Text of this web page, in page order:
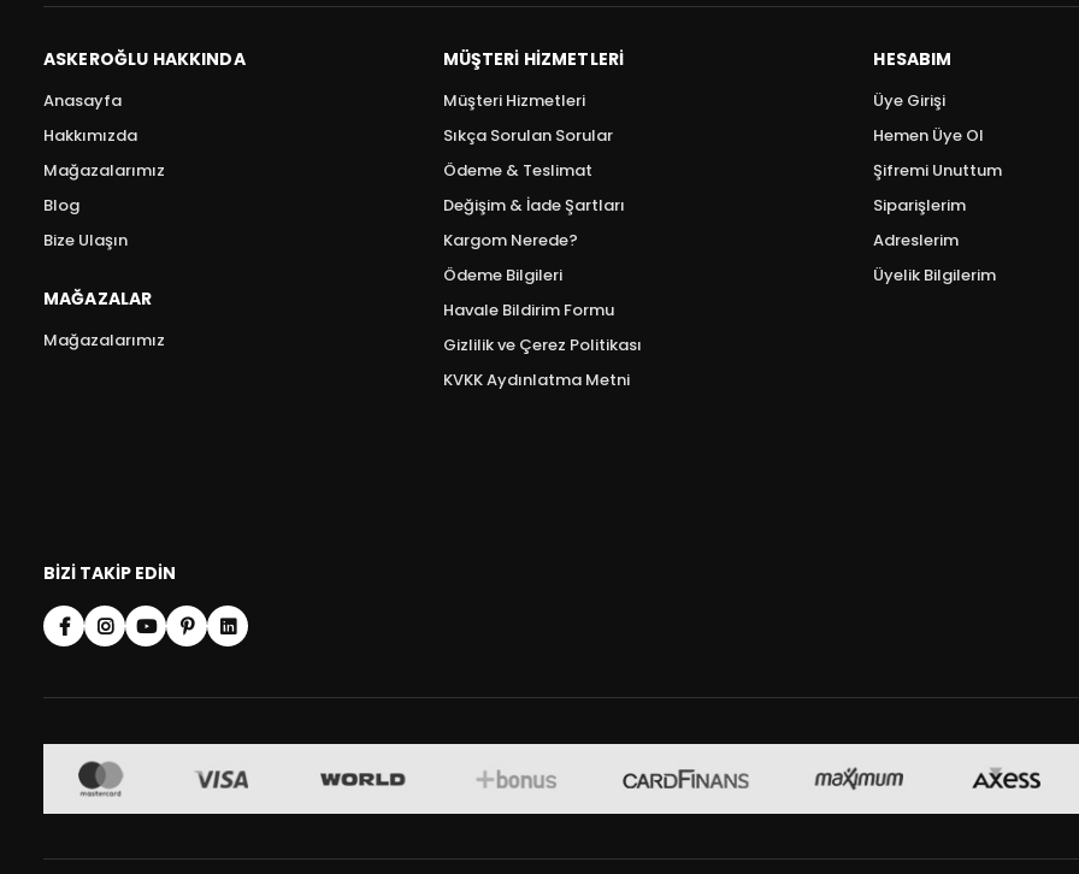
ASKEROĞLU HAKKINDA
Anasayfa
Hakkımızda
Mağazalarımız
Blog
Bize Ulaşın
MAĞAZALAR
Mağazalarımız
MÜŞTERI HIZMETLERI
Müşteri Hizmetleri
Sıkça Sorulan Sorular
Ödeme & Teslimat
Değişim & İade Şartları
Kargom Nerede?
Ödeme Bilgileri
Havale Bildirim Formu
Gizlilik ve Çerez Politikası
KVKK Aydınlatma Metni
HESABIM
Üye Girişi
Hemen Üye Ol
Şifremi Unuttum
Siparişlerim
Adreslerim
Üyelik Bilgilerim
BIZI TAKIP EDIN